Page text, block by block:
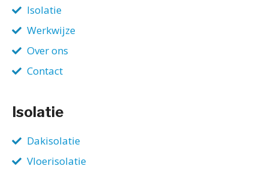
Isolatie
Werkwijze
Over ons
Contact
Isolatie
Dakisolatie
Vloerisolatie